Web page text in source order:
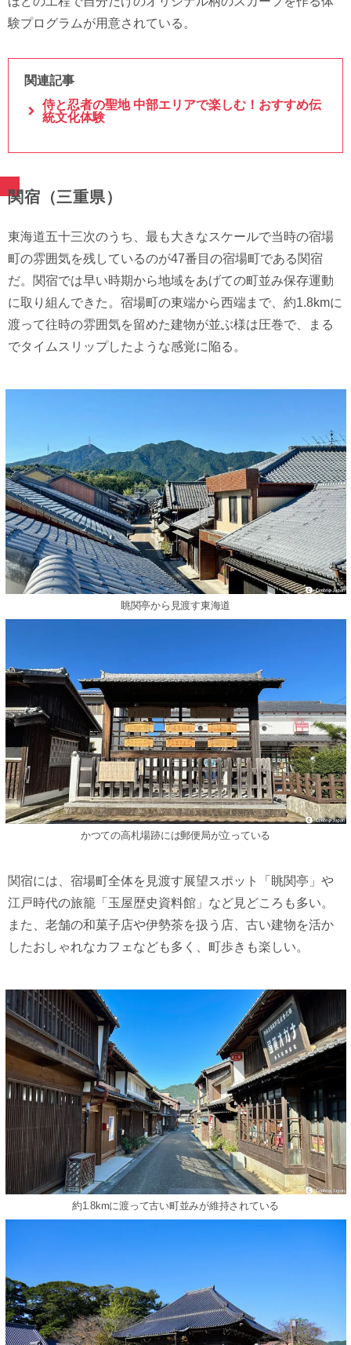
験プログラムが用意されている。
関連記事
侍と忍者の聖地 中部エリアで楽しむ！おすすめ伝
統文化体験
関宿（三重県）
東海道五十三次のうち、最も大きなスケールで当時の宿場
町の雰囲気を残しているのが47番目の宿場町である関宿
だ。関宿では早い時期から地域をあげての町並み保存運動
に取り組んできた。宿場町の東端から西端まで、約1.8kmに
渡って往時の雰囲気を留めた建物が並ぶ様は圧巻で、まる
でタイムスリップしたような感覚に陥る。
眺関亭から見渡す東海道
かつての高札場跡には郵便局が立っている
関宿には、宿場町全体を見渡す展望スポット「眺関亭」や
江戸時代の旅籠「玉屋歴史資料館」など見どころも多い。
また、老舗の和菓子店や伊勢茶を扱う店、古い建物を活か
したおしゃれなカフェなども多く、町歩きも楽しい。
約1.8kmに渡って古い町並みが維持されている